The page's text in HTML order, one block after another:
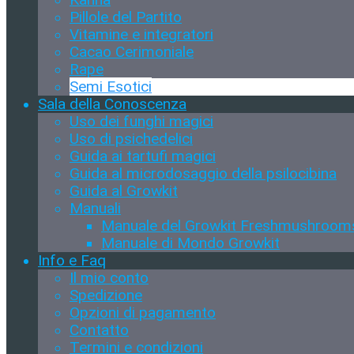
Pillole del Partito
Vitamine e integratori
Cacao Cerimoniale
Rape
Semi Esotici
Sala della Conoscenza
Uso dei funghi magici
Uso di psichedelici
Guida ai tartufi magici
Guida al microdosaggio della psilocibina
Guida al Growkit
Manuali
Manuale del Growkit
Manuale di Mondo Growkit
Info e Faq
Il mio conto
Spedizione
Opzioni di pagamento
Contatto
Termini e condizioni